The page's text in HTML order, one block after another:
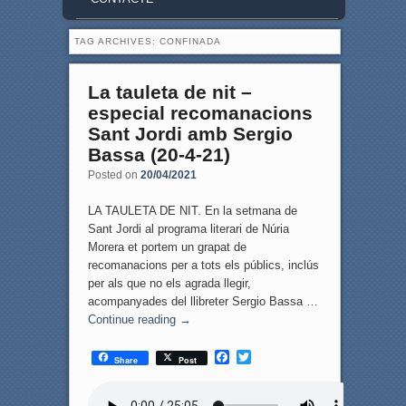
TAG ARCHIVES: CONFINADA
La tauleta de nit –
especial recomanacions
Sant Jordi amb Sergio
Bassa (20-4-21)
Posted on 20/04/2021
LA TAULETA DE NIT. En la setmana de
Sant Jordi al programa literari de Núria
Morera et portem un grapat de
recomanacions per a tots els públics, inclús
per als que no els agrada llegir,
acompanyades del llibreter Sergio Bassa …
Continue reading →
Share Post
F
T